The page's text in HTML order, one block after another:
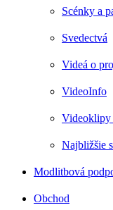
Scénky a
Svedectvá
Videá o
VideoInfo
Videoklipy
Najbližšie
Modlitbová
Obchod